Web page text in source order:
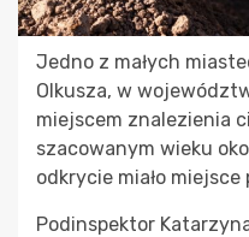
Jedno z małych
Olkusza, w
miejscem znalezienia
szacowanym wieku
odkrycie miało
Podinspektor